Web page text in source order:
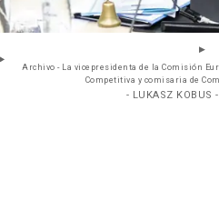
Archivo - La vicepresidenta de la Comisión
Competitiva y comisaria de
- LUKASZ KOBUS